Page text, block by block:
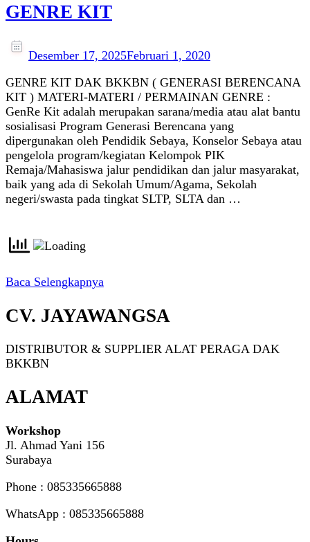
GENRE KIT
Desember 17, 2025Februari 1, 2020
GENRE KIT DAK BKKBN ( GENERASI BERENCANA
KIT ) MATERI-MATERI / PERMAINAN GENRE :
GenRe Kit adalah merupakan sarana/media atau alat bantu
sosialisasi Program Generasi Berencana yang
dipergunakan oleh Pendidik Sebaya, Konselor Sebaya atau
pengelola program/kegiatan Kelompok PIK
Remaja/Mahasiswa jalur pendidikan dan jalur masyarakat,
baik yang ada di Sekolah Umum/Agama, Sekolah
negeri/swasta pada tingkat SLTP, SLTA dan …
Baca Selengkapnya
CV. JAYAWANGSA
DISTRIBUTOR & SUPPLIER ALAT PERAGA DAK
BKKBN
ALAMAT
Workshop
Jl. Ahmad Yani 156
Surabaya
Phone : 085335665888
WhatsApp : 085335665888